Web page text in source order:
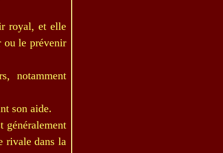
royal, et elle
ou le prévenir
notamment
son aide.
rivale dans la